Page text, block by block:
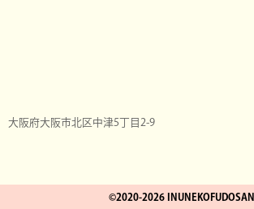
大阪府大阪市北区中津5丁目2-9
©2020-2026 INUNEKOFUDOSAN